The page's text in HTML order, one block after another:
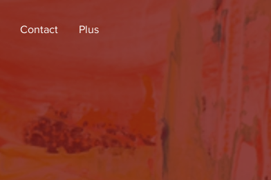
Contact Plus